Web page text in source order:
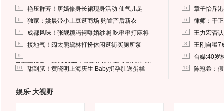
5 艳压群芳！唐嫣修身长裙现身活动 仙气儿足
6 独家：姚晨带小土豆逛商场 购置产后新衣
7 成都风味！张靓颖冯轲曝婚纱照 吃串串打麻将
8 接地气！阔太熊黛林打扮休闲逛街买厕所泵
9
马蓉离婚后，砸1000万人民币给媒体要求删掉这照片
10 甜到腻！黄晓明上海庆生 Baby挺孕肚送蛋糕
5 章子怡斥
6 律师：于
7 王力宏否
8 王刚自曝7
9 台媒:40岁
10 陈冠希：
娱乐·大视野